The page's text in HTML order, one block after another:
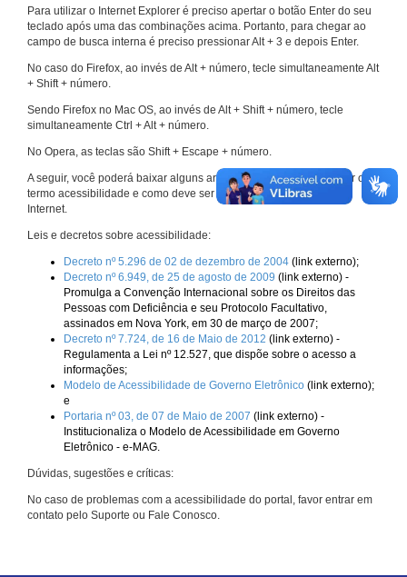
Para utilizar o Internet Explorer é preciso apertar o botão Enter do seu
teclado após uma das combinações acima. Portanto, para chegar ao
campo de busca interna é preciso pressionar Alt + 3 e depois Enter.
No caso do Firefox, ao invés de Alt + número, tecle simultaneamente Alt
+ Shift + número.
Sendo Firefox no Mac OS, ao invés de Alt + Shift + número, tecle
simultaneamente Ctrl + Alt + número.
No Opera, as teclas são Shift + Escape + número.
A seguir, você poderá baixar alguns arquivos que explicam melhor o
termo acessibilidade e como deve ser implementado nos sites da
Internet.
Leis e decretos sobre acessibilidade:
Decreto nº 5.296 de 02 de dezembro de 2004 (link externo);
Decreto nº 6.949, de 25 de agosto de 2009 (link externo) -
Promulga a Convenção Internacional sobre os Direitos das
Pessoas com Deficiência e seu Protocolo Facultativo,
assinados em Nova York, em 30 de março de 2007;
Decreto nº 7.724, de 16 de Maio de 2012 (link externo) -
Regulamenta a Lei nº 12.527, que dispõe sobre o acesso a
informações;
Modelo de Acessibilidade de Governo Eletrônico (link externo);
e
Portaria nº 03, de 07 de Maio de 2007 (link externo) -
Institucionaliza o Modelo de Acessibilidade em Governo
Eletrônico - e-MAG.
Dúvidas, sugestões e críticas:
No caso de problemas com a acessibilidade do portal, favor entrar em
contato pelo Suporte ou Fale Conosco.